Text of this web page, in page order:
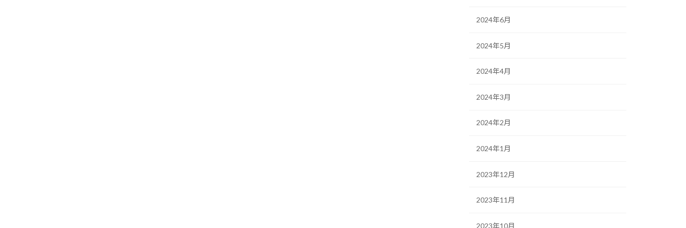
2024年6月
2024年5月
2024年4月
2024年3月
2024年2月
2024年1月
2023年12月
2023年11月
2023年10月